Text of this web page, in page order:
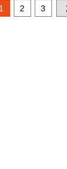
1 2 3